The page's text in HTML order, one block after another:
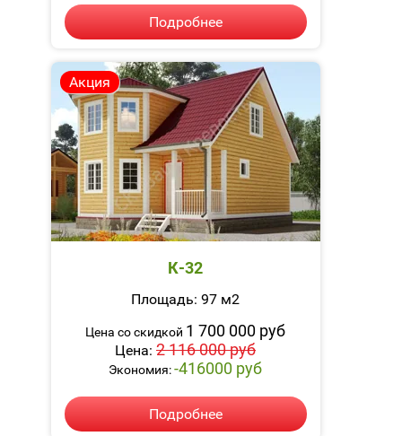
Подробнее
К-32
Площадь: 97 м2
Цена со скидкой 1 700 000 руб
Цена: 2 116 000 руб
Экономия:-416000 руб
Акция
Подробнее